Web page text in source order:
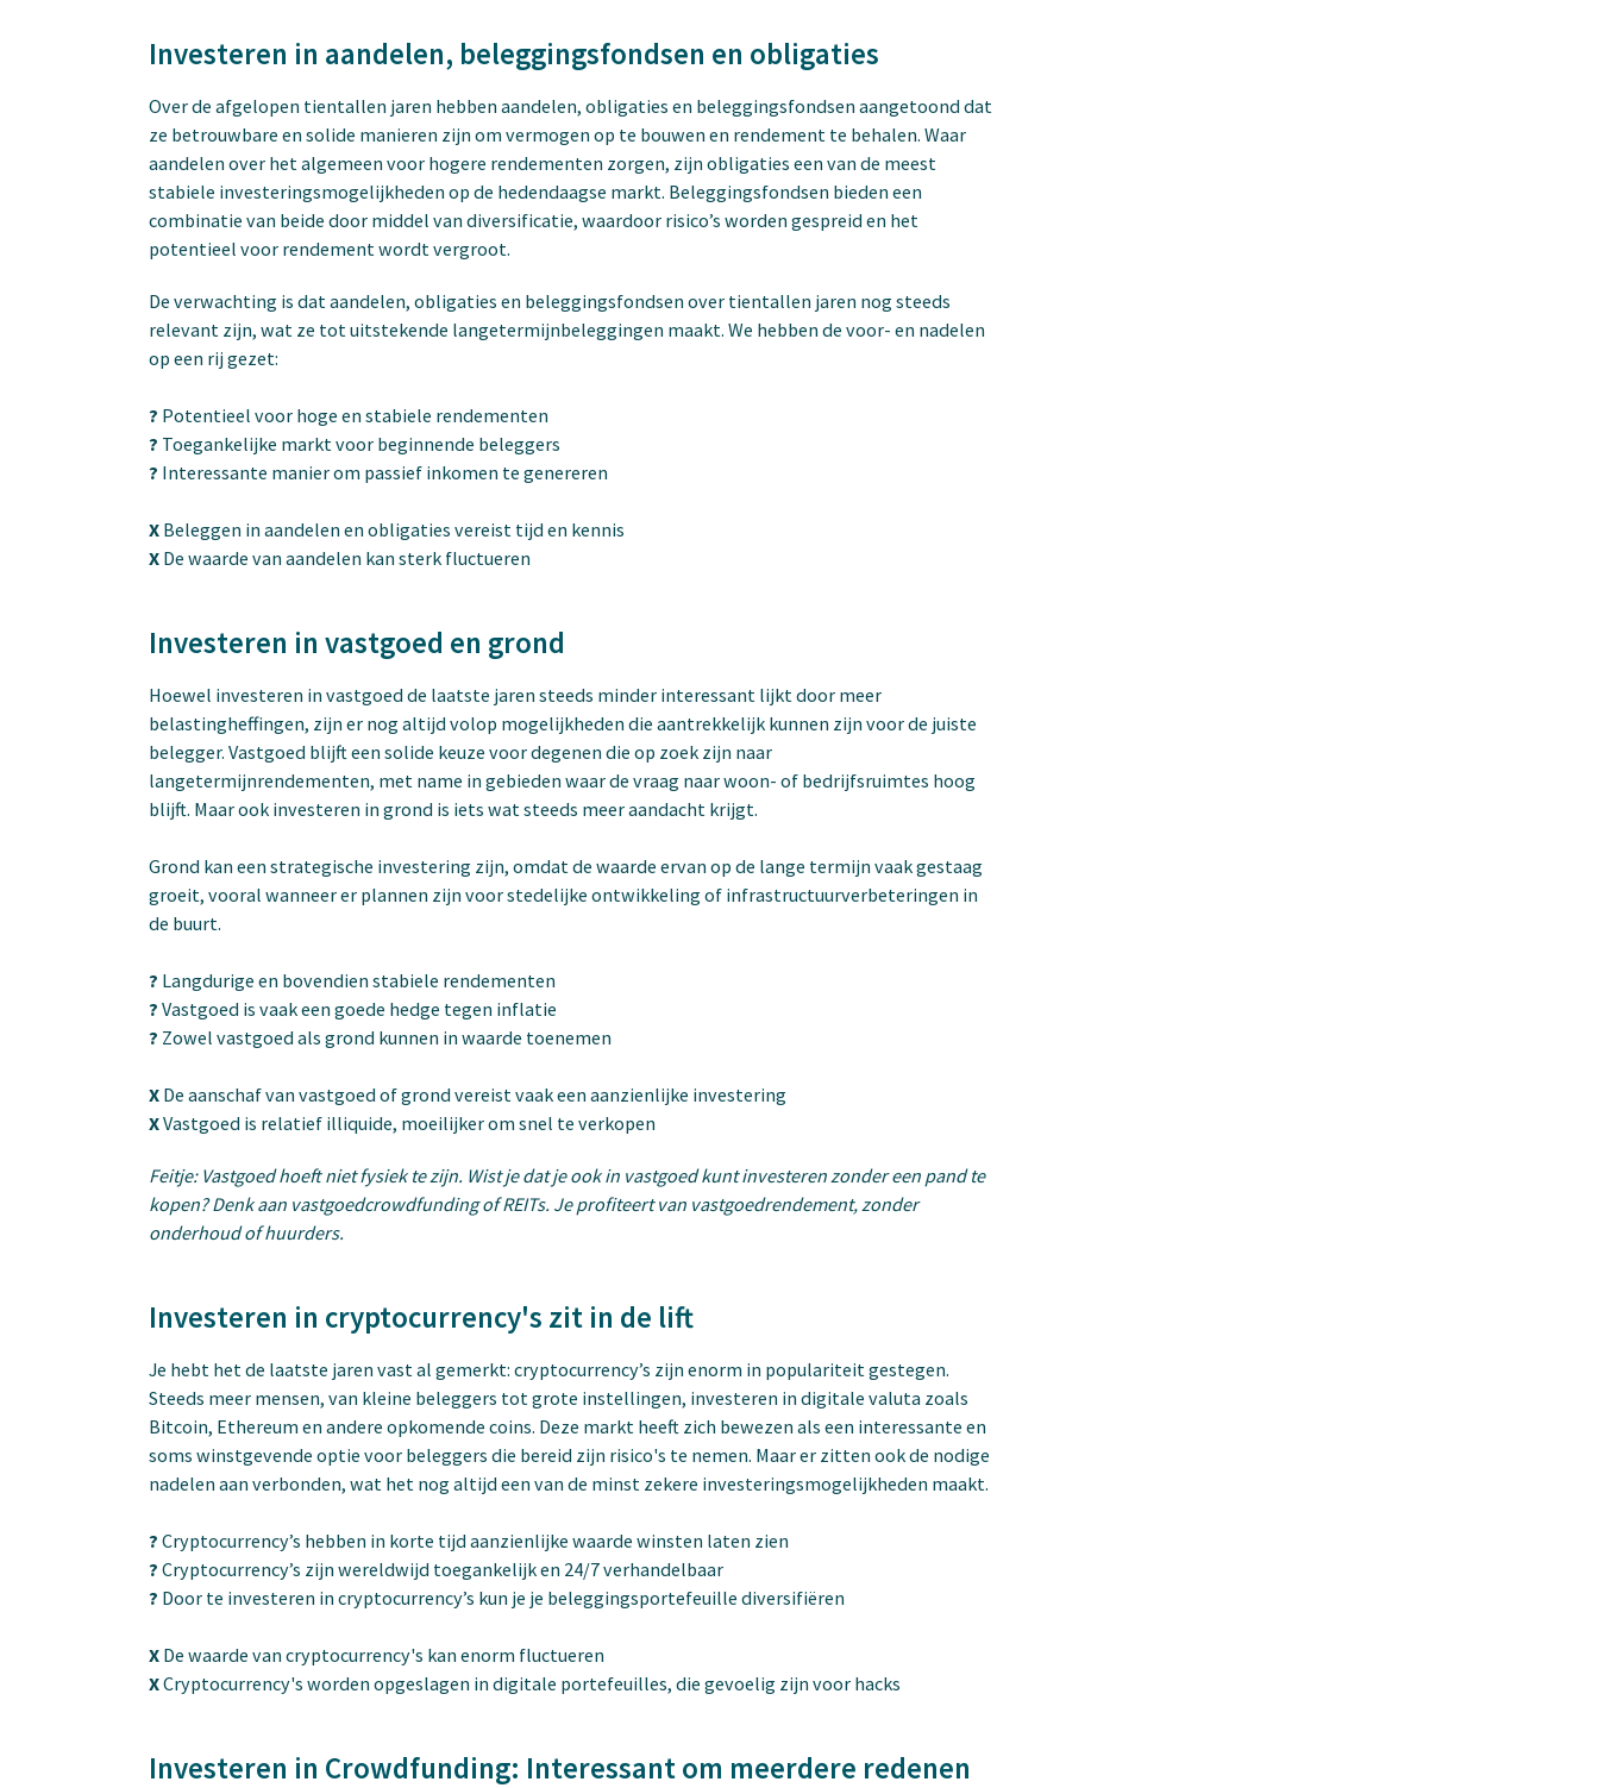
Investeren in aandelen, beleggingsfondsen en obligaties
Over de afgelopen tientallen jaren hebben aandelen, obligaties en beleggingsfondsen aangetoond dat
ze betrouwbare en solide manieren zijn om vermogen op te bouwen en rendement te behalen. Waar
aandelen over het algemeen voor hogere rendementen zorgen, zijn obligaties een van de meest
stabiele investeringsmogelijkheden op de hedendaagse markt. Beleggingsfondsen bieden een
combinatie van beide door middel van diversificatie, waardoor risico’s worden gespreid en het
potentieel voor rendement wordt vergroot.
De verwachting is dat aandelen, obligaties en beleggingsfondsen over tientallen jaren nog steeds
relevant zijn, wat ze tot uitstekende langetermijnbeleggingen maakt. We hebben de voor- en nadelen
op een rij gezet:
? Potentieel voor hoge en stabiele rendementen
? Toegankelijke markt voor beginnende beleggers
? Interessante manier om passief inkomen te genereren
X Beleggen in aandelen en obligaties vereist tijd en kennis
X De waarde van aandelen kan sterk fluctueren
Investeren in vastgoed en grond
Hoewel investeren in vastgoed de laatste jaren steeds minder interessant lijkt door meer
belastingheffingen, zijn er nog altijd volop mogelijkheden die aantrekkelijk kunnen zijn voor de juiste
belegger. Vastgoed blijft een solide keuze voor degenen die op zoek zijn naar
langetermijnrendementen, met name in gebieden waar de vraag naar woon- of bedrijfsruimtes hoog
blijft. Maar ook investeren in grond is iets wat steeds meer aandacht krijgt.
Grond kan een strategische investering zijn, omdat de waarde ervan op de lange termijn vaak gestaag
groeit, vooral wanneer er plannen zijn voor stedelijke ontwikkeling of infrastructuurverbeteringen in
de buurt.
? Langdurige en bovendien stabiele rendementen
? Vastgoed is vaak een goede hedge tegen inflatie
? Zowel vastgoed als grond kunnen in waarde toenemen
X De aanschaf van vastgoed of grond vereist vaak een aanzienlijke investering
XVastgoed is relatief illiquide, moeilijker om snel te verkopen
Feitje: Vastgoed hoeft niet fysiek te zijn. Wist je dat je ook in vastgoed kunt investeren zonder een pand te
kopen? Denk aan vastgoedcrowdfunding of REITs. Je profiteert van vastgoedrendement, zonder
onderhoud of huurders.
Investeren in cryptocurrency's zit in de lift
Je hebt het de laatste jaren vast al gemerkt: cryptocurrency’s zijn enorm in populariteit gestegen.
Steeds meer mensen, van kleine beleggers tot grote instellingen, investeren in digitale valuta zoals
Bitcoin, Ethereum en andere opkomende coins. Deze markt heeft zich bewezen als een interessante en
soms winstgevende optie voor beleggers die bereid zijn risico's te nemen. Maar er zitten ook de nodige
nadelen aan verbonden, wat het nog altijd een van de minst zekere investeringsmogelijkheden maakt.
? Cryptocurrency’s hebben in korte tijd aanzienlijke waarde winsten laten zien
? Cryptocurrency’s zijn wereldwijd toegankelijk en 24/7 verhandelbaar
? Door te investeren in cryptocurrency’s kun je je beleggingsportefeuille diversifiëren
X De waarde van cryptocurrency's kan enorm fluctueren
XCryptocurrency's worden opgeslagen in digitale portefeuilles, die gevoelig zijn voor hacks
Investeren in Crowdfunding: Interessant om meerdere redenen